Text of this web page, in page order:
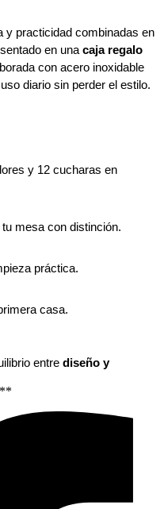
y practicidad combinadas en
en una caja regalo
con acero inoxidable
diario sin perder el estilo.
y 12 cucharas en
mesa con distinción.
práctica.
casa.
entre diseño y